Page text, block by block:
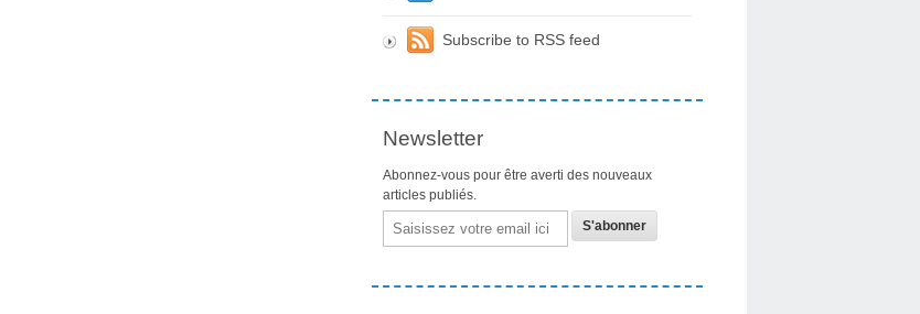
Subscribe to RSS feed
Newsletter
Abonnez-vous pour être averti des nouveaux
articles publiés.
Email